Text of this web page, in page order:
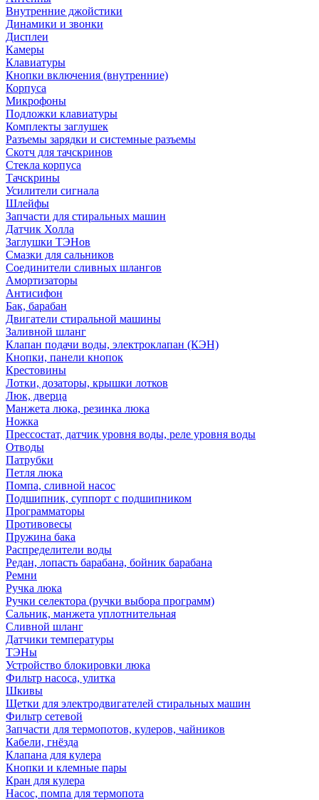
Внутренние джойстики
Динамики и звонки
Дисплеи
Камеры
Клавиатуры
Кнопки включения (внутренние)
Корпуса
Микрофоны
Подложки клавиатуры
Комплекты заглушек
Разъемы зарядки и системные разъемы
Скотч для тачскринов
Стекла корпуса
Тачскрины
Усилители сигнала
Шлейфы
Запчасти для стиральных машин
Датчик Холла
Заглушки ТЭНов
Смазки для сальников
Соединители сливных шлангов
Амортизаторы
Антисифон
Бак, барабан
Двигатели стиральной машины
Заливной шланг
Клапан подачи воды, электроклапан (КЭН)
Кнопки, панели кнопок
Крестовины
Лотки, дозаторы, крышки лотков
Люк, дверца
Манжета люка, резинка люка
Ножка
Прессостат, датчик уровня воды, реле уровня воды
Отводы
Патрубки
Петля люка
Помпа, сливной насос
Подшипник, суппорт с подшипником
Программаторы
Противовесы
Пружина бака
Распределители воды
Редан, лопасть барабана, бойник барабана
Ремни
Ручка люка
Ручки селектора (ручки выбора программ)
Сальник, манжета уплотнительная
Сливной шланг
Датчики температуры
ТЭНы
Устройство блокировки люка
Фильтр насоса, улитка
Шкивы
Щетки для электродвигателей стиральных машин
Фильтр сетевой
Запчасти для термопотов, кулеров, чайников
Кабели, гнёзда
Клапана для кулера
Кнопки и клемные пары
Кран для кулера
Насос, помпа для термопота